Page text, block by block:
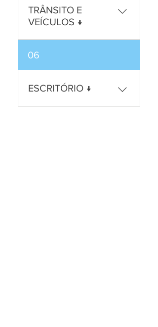
TRÂNSITO E
VEÍCULOS ↓
06
ESCRITÓRIO ↓